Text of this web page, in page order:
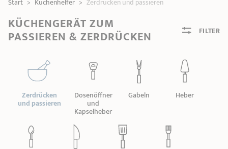
PRODUKTBERATER
REZEPTE UND TIPPS
Woks
Kochtöpfe Fleischtöpfe
Topfsets Kochgeschirr Set
Dämpfaufsätze Schnellkochtöpfe
SPEZIELLE KÜCHENUTENSILIEN
Couscous-Töpfe Nudeltöpfe Plancha-
Grillplatten
Ofenform - Bräter Wasserbadeinsätze Marmelade
KAFFEE UND TEE
Wasserkessel Espressokocher Teekannen
Deckel Stiel- und
Seitengriffe
IDEEN & GESCHENKKARTEN
Unsere Auswahl
KÜCHENGERÄT ZUM
PASSIEREN & ZERDRÜCKEN FILTER
Dosenöffner
und
Kapselheber
Gabeln Heber
Zerdrücken
und passieren